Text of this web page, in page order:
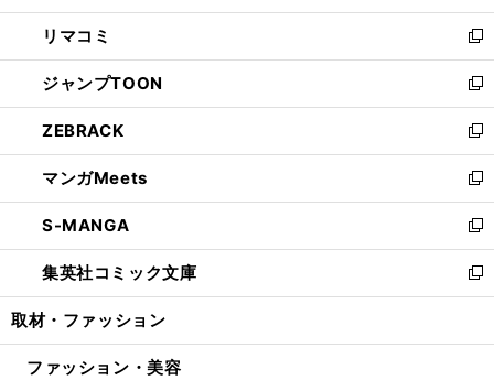
ウ
で
開
く
ン
ド
ウ
で
開
く
ウ
ィ
ン
ド
ウ
で
開
く
し
い
ウ
ィ
ン
ド
ウ
で
開
く
リマコミ
新
し
い
ウ
ィ
ン
ド
ウ
で
開
く
ジャンプTOON
新
し
い
ウ
ィ
ン
ド
ウ
で
開
ZEBRACK
新
し
い
ウ
ィ
ン
ド
ウ
開
マンガMeets
新
し
い
ウ
ィ
ン
ウ
S-MANGA
新
し
い
ウ
ン
集英社コミック文庫
新
し
ウ
取材・ファッション
ファッション・美容